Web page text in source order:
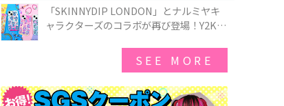
ー」が新発売！Q-pot CAFE.では「かぼち
ゃのオバケーキプレート」も登場
「SKINNYDIP LONDON」とナルミヤキ
ャラクターズのコラボが再び登場！Y2Kム
SEE MORE